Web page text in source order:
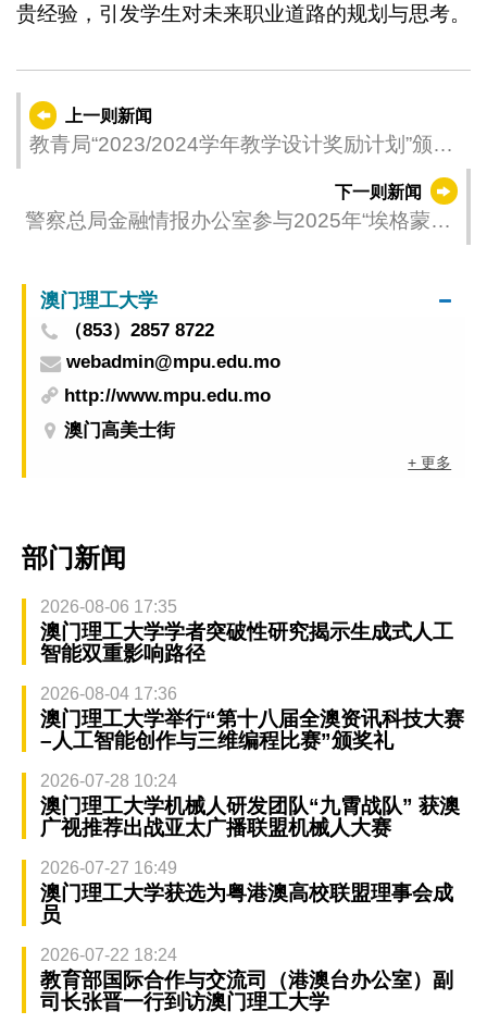
贵经验，引发学生对未来职业道路的规划与思考。
上一则新闻
教青局“2023/2024学年教学设计奖励计划”颁奖
下一则新闻
警察总局金融情报办公室参与2025年“埃格蒙特
澳门理工大学
（853）2857 8722
webadmin@mpu.edu.mo
http://www.mpu.edu.mo
澳门高美士街
+ 更多
部门新闻
2026-08-06 17:35
澳门理工大学学者突破性研究揭示生成式人工
智能双重影响路径
2026-08-04 17:36
澳门理工大学举行“第十八届全澳资讯科技大赛
–人工智能创作与三维编程比赛”颁奖礼
2026-07-28 10:24
澳门理工大学机械人研发团队“九霄战队” 获澳
广视推荐出战亚太广播联盟机械人大赛
2026-07-27 16:49
澳门理工大学获选为粤港澳高校联盟理事会成
员
2026-07-22 18:24
教育部国际合作与交流司（港澳台办公室）副
司长张晋一行到访澳门理工大学